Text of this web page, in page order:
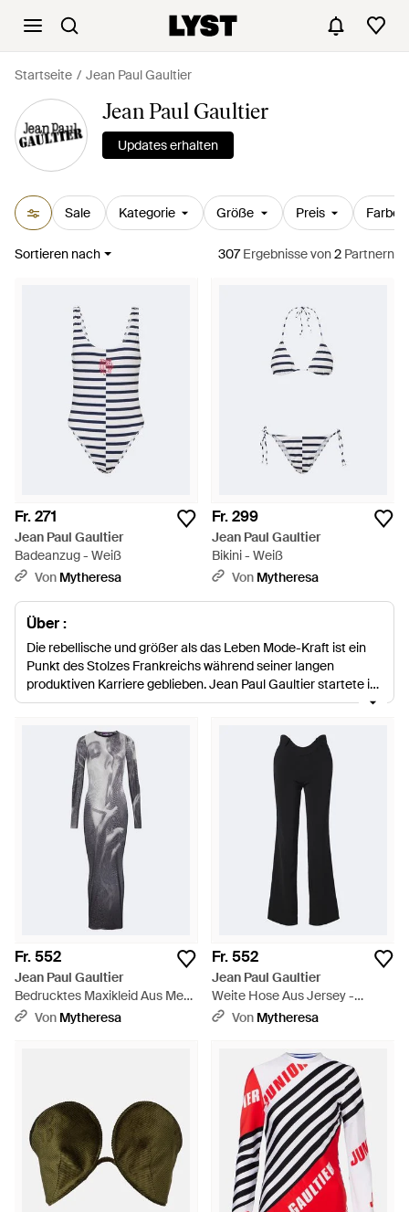
Startseite Jean Paul Gaultier
Jean Paul Gaultier
Updates erhalten
Sale Kategorie Größe Preis Farbe
Sortieren nach 307Ergebnissevon2 Partnern
Fr. 271
Jean Paul Gaultier
Badeanzug - Weiß
Von Mytheresa
Fr. 299
Jean Paul Gaultier
Bikini - Weiß
Von Mytheresa
Über :
Die rebellische und größer als das Leben Mode-Kraft ist ein
Punkt des Stolzes Frankreichs während seiner langen
produktiven Karriere geblieben. Jean Paul Gaultier startete im
Alter von 18 Jahren ohne vorherige formale Ausbildung.
Fr. 552
Jean Paul Gaultier
Bedrucktes Maxikleid Aus Mesh
- Grau
Von Mytheresa
Fr. 552
Jean Paul Gaultier
Weite Hose Aus Jersey -
Schwarz
Von Mytheresa